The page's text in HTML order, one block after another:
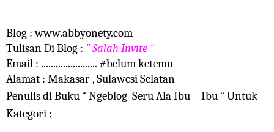
Blog : www.abbyonety.com
Tulisan Di Blog : " Salah Invite "
Email : ....................... #belum ketemu
Alamat : Makasar , Sulawesi Selatan
Penulis di Buku “ Ngeblog Seru Ala Ibu – Ibu “ Untuk
Kategori :